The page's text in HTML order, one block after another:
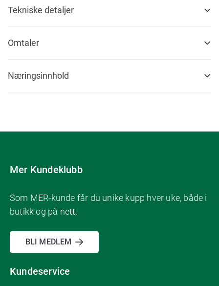
Tekniske detaljer
Omtaler
Næringsinnhold
Mer Kundeklubb
Som MER-kunde får du unike kupp hver uke, både i
butikk og på nett.
BLI MEDLEM
Kundeservice